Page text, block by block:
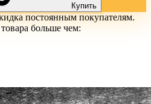
Купить
постоянным покупателям.
больше чем: